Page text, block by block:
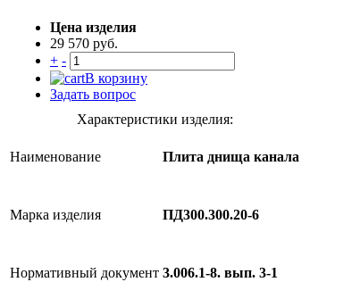
Цена изделия
29 570 руб.
+ -
В корзину
Задать вопрос
Характеристики изделия:
Наименование Плита днища канала
Марка изделия ПД300.300.20-6
Нормативный документ 3.006.1-8. вып. 3-1